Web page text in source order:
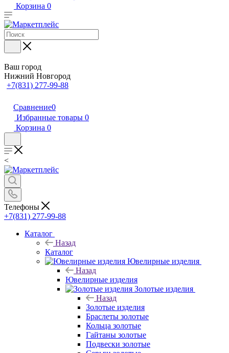
Корзина 0
Ваш город
Нижний Новгород
+7(831) 277-99-88
Сравнение0
Избранные товары 0
Корзина 0
<
Телефоны
+7(831) 277-99-88
Каталог
Назад
Каталог
Ювелирные изделия
Назад
Ювелирные изделия
Золотые изделия
Назад
Золотые изделия
Браслеты золотые
Кольца золотые
Гайтаны золотые
Подвески золотые